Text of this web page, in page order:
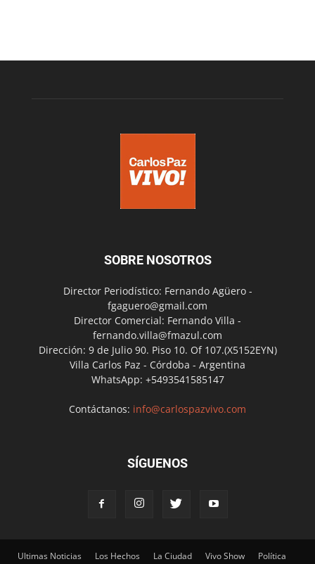
SOBRE NOSOTROS
Director Periodístico: Fernando Agüero -
fgaguero@gmail.com
Director Comercial: Fernando Villa -
fernando.villa@fmazul.com
Dirección: 9 de Julio 90. Piso 10. Of 107.(X5152EYN)
Villa Carlos Paz - Córdoba - Argentina
WhatsApp: +5493541585147
Contáctanos: info@carlospazvivo.com
SÍGUENOS
Ultimas Noticias Los Hechos La Ciudad Vivo Show Política